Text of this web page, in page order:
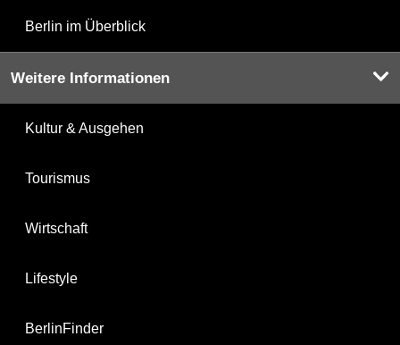
Berlin im Überblick
Weitere Informationen
Kultur & Ausgehen
Tourismus
Wirtschaft
Lifestyle
BerlinFinder